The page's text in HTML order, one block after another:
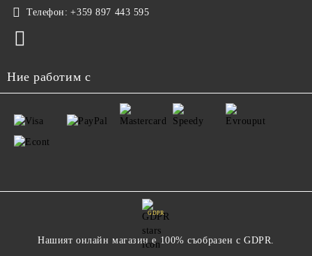
Телефон: +359 897 443 595
Ние работим с
GDPR
Нашият онлайн магазин е 100% съобразен с GDPR.